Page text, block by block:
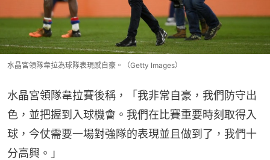
水晶宮領隊韋拉為球隊表現感自豪。（Getty Images）
水晶宮領隊韋拉賽後稱，「我非常自豪，我們防守出
色，並把握到入球機會。我們在比賽重要時刻取得入
球，今仗需要一場對強隊的表現並且做到了，我們十
分高興。」